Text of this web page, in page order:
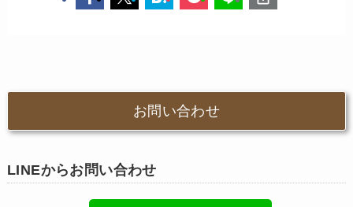
お問い合わせ
LINEからお問い合わせ